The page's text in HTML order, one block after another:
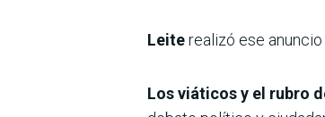
Leiterealizó ese
Los viáticos y el rubro